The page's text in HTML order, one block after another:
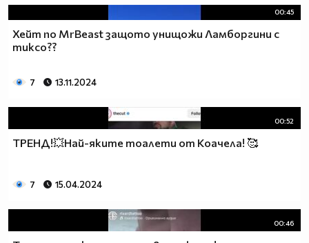
00:45
Хейт по MrBeast защото унищожи Ламборгини с
тиксо??
7 13.11.2024
00:52
ТРЕНД!💥Най-яките тоалети от Коачела! 🥰
7 15.04.2024
00:46